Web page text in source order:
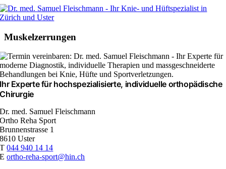
Zum
Inhalt
Muskelzerrungen
Ihr Experte für hochspezialisierte, individuelle orthopädische
Chirurgie
Dr. med. Samuel Fleischmann
Ortho Reha Sport
Brunnenstrasse 1
8610 Uster
T044 940 14 14
Eortho-reha-sport@hin.ch